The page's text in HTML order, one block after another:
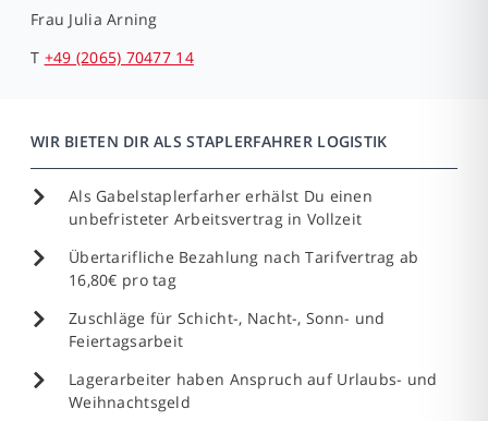
Frau Julia Arning
T +49 (2065) 70477 14
WIR BIETEN DIR ALS STAPLERFAHRER LOGISTIK
Als Gabelstaplerfarher erhälst Du einen
unbefristeter Arbeitsvertrag in Vollzeit
Übertarifliche Bezahlung nach Tarifvertrag ab
16,80€ pro tag
Zuschläge für Schicht-, Nacht-, Sonn- und
Feiertagsarbeit
Lagerarbeiter haben Anspruch auf Urlaubs- und
Weihnachtsgeld